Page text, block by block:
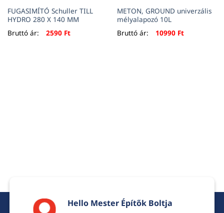
FUGASIMÍTÓ Schuller TILL
HYDRO 280 X 140 MM
Bruttó ár:
2590 Ft
METON, GROUND univerzális
mélyalapozó 10L
Bruttó ár:
10990 Ft
Hello Mester Építők Boltja